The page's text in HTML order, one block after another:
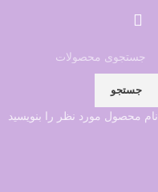
جستجو
نام محصول مورد نظر را بنویسید